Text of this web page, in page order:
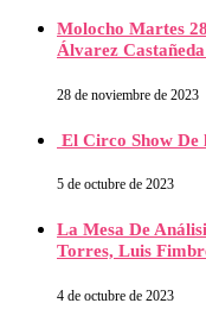
Molocho Martes
Álvarez
28 de noviembre de 2023
El Circo Show De
5 de octubre de 2023
La Mesa De
Torres, Luis
4 de octubre de 2023